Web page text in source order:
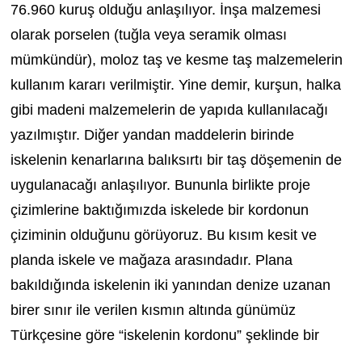
76.960 kuruş olduğu anlaşılıyor. İnşa malzemesi
olarak porselen (tuğla veya seramik olması
mümkündür), moloz taş ve kesme taş malzemelerin
kullanım kararı verilmiştir. Yine demir, kurşun, halka
gibi madeni malzemelerin de yapıda kullanılacağı
yazılmıştır. Diğer yandan maddelerin birinde
iskelenin kenarlarına balıksırtı bir taş döşemenin de
uygulanacağı anlaşılıyor. Bununla birlikte proje
çizimlerine baktığımızda iskelede bir kordonun
çiziminin olduğunu görüyoruz. Bu kısım kesit ve
planda iskele ve mağaza arasındadır. Plana
bakıldığında iskelenin iki yanından denize uzanan
birer sınır ile verilen kısmın altında günümüz
Türkçesine göre “iskelenin kordonu” şeklinde bir